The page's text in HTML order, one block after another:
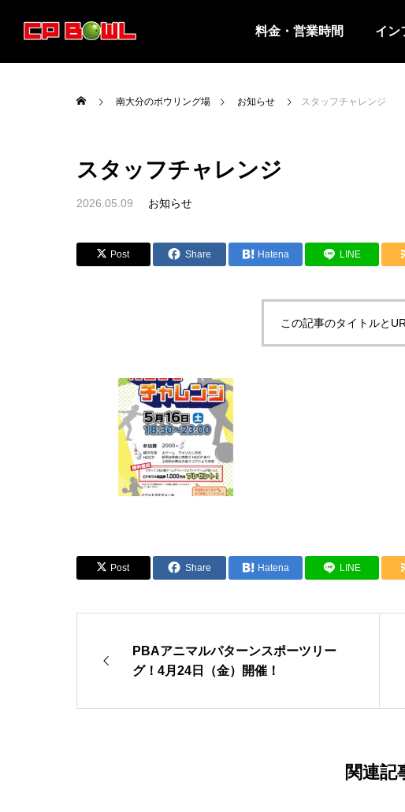
料金・営業時間 イン
８月は平日投げ放題の実施はありませ
ん。
８月のイベント
ジ夏休みVer.
お知らせ
南大分のボウリング場 お知らせ スタッフチャレンジ
スタッフチャレンジ
2026.05.09 お知らせ
Post Share Hatena LINE
この記事のタイトルと
Post Share Hatena LINE
PBAアニマルパターンスポーツリー
グ！4月24日（金）開催！
関連記